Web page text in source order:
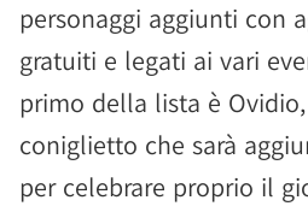
personaggi aggiunti con
gratuiti e legati ai vari
primo della lista è
coniglietto che sarà
per celebrare proprio il